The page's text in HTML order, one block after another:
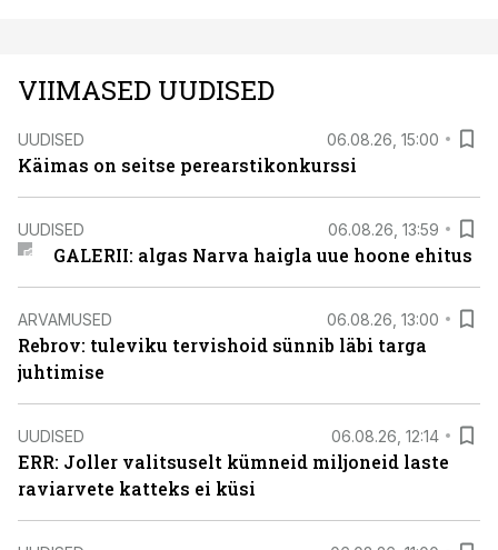
VIIMASED UUDISED
UUDISED 06.08.26, 15:00
Käimas on seitse perearstikonkurssi
UUDISED 06.08.26, 13:59
GALERII: algas Narva haigla uue hoone ehitus
ARVAMUSED 06.08.26, 13:00
Rebrov: tuleviku tervishoid sünnib läbi targa
juhtimise
UUDISED 06.08.26, 12:14
ERR: Joller valitsuselt kümneid miljoneid laste
raviarvete katteks ei küsi